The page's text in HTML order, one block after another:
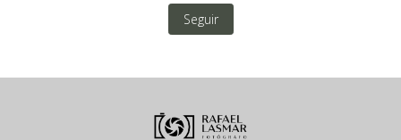
Seguir